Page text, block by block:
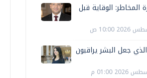
المخاطر: الوقاية قبل
جعل البشر يراقبون